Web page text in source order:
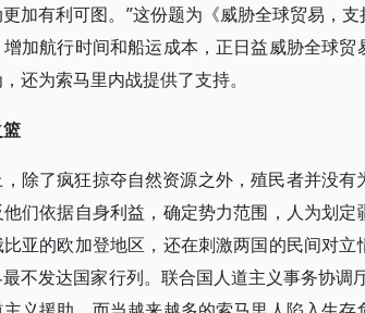
加有利可图。”这份题为《威胁全球贸易，
加航行时间和船运成本，正日益威胁全球
还为索马里内战提供了支持。
除了疯狂掠夺自然资源之外，殖民者并没
们依据自身利益，确定势力范围，人为划
比亚的欧加登地区，还在刺激两国的民间对
不发达国家行列。联合国人道主义事务协